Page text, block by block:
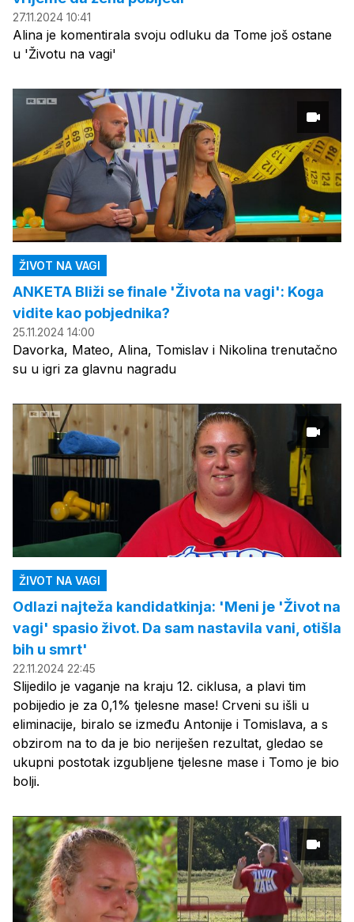
27.11.2024 10:41
Alina je komentirala svoju odluku da Tome još ostane
u 'Životu na vagi'
ŽIVOT NA VAGI
ANKETA Bliži se finale 'Života na vagi': Koga
vidite kao pobjednika?
25.11.2024 14:00
Davorka, Mateo, Alina, Tomislav i Nikolina trenutačno
su u igri za glavnu nagradu
ŽIVOT NA VAGI
Odlazi najteža kandidatkinja: 'Meni je 'Život na
vagi' spasio život. Da sam nastavila vani, otišla
bih u smrt'
22.11.2024 22:45
Slijedilo je vaganje na kraju 12. ciklusa, a plavi tim
pobijedio je za 0,1% tjelesne mase! Crveni su išli u
eliminacije, biralo se između Antonije i Tomislava, a s
obzirom na to da je bio neriješen rezultat, gledao se
ukupni postotak izgubljene tjelesne mase i Tomo je bio
bolji.